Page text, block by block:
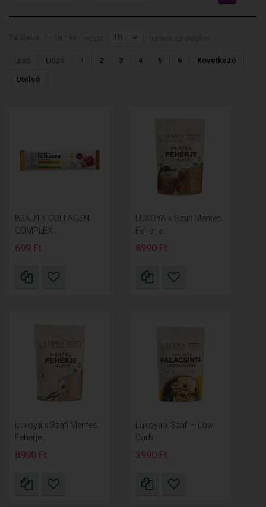
Találatok: 1 - 18 / 93 nézet: 18 termék az oldalon
Első Előző 1 2 3 4 5 6 Következő
Utolsó
BEAUTY COLLAGEN
COMPLEX...
699 Ft
LUXOYA x Szafi Mentes
Fehérje...
8990 Ft
Luxoya x Szafi Mentes
Fehérje...
8990 Ft
Luxoya x Szafi – Low
Carb...
3990 Ft